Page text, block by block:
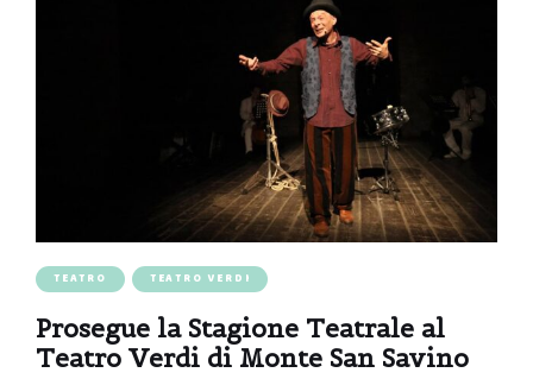
TEATRO TEATRO VERDI
Prosegue la Stagione Teatrale al
Teatro Verdi di Monte San Savino